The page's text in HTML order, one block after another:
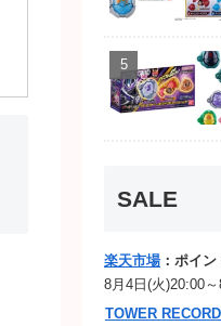
SALE
楽天市場 ：ポイ
8月4日(火)20:00
TOWER